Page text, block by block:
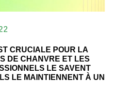
CRUCIALE POUR LA
DE CHANVRE ET LES
LE SAVENT
LE MAINTIENNENT À UN